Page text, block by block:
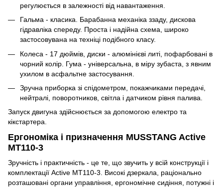
регулюється в залежності від навантаження.
Гальма - класика. Барабанна механіка ззаду, дискова
гідравліка спереду. Проста і надійна схема, широко
застосовувана на техніці подібного класу.
Колеса - 17 дюймів, диски - алюмінієві литі, пофарбовані в
чорний колір. Гума - універсальна, в міру зубаста, з явним
ухилом в асфальтне застосування.
Зручна приборка зі спідометром, покажчиками передачі,
нейтралі, поворотников, світла і датчиком рівня палива.
Запуск двигуна здійснюється за допомогою електро та
кікстартера.
Ергономіка і призначення MUSSTANG Active
MT110-3
Зручність і практичність - це те, що звучить у всій конструкції і
комплектації Active MT110-3. Високі дзеркала, раціонально
розташовані органи управління, ергономічне сидіння, потужні і